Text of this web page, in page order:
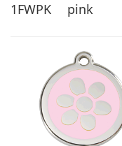
1FWPK
pink